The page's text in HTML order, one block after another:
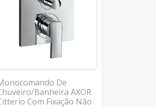
De
Banheira AXOR
Com Fixação Não